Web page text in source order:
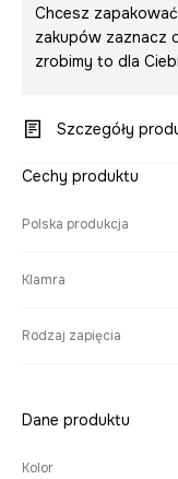
Chcesz
zakupów zaznacz
zrobimy to dla
Szczegóły
Cechy produktu
Polska produkcja
Klamra
Rodzaj zapięcia
Dane produktu
Kolor